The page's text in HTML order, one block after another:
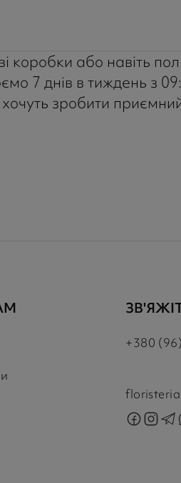
коробки або навіть
7 днів в тиждень з
зробити
+380